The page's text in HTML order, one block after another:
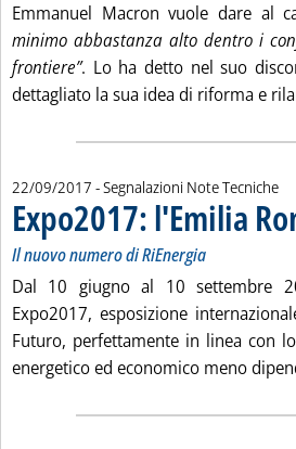
Emmanuel Macron vuole dare al
minimo abbastanza alto dentro i
frontiere”. Lo ha detto nel suo
dettagliato la sua idea di riforma e
22/09/2017 - Segnalazioni Note Tecniche
Expo2017: l'Emilia
Il nuovo numero di RiEnergia
Dal 10 giugno al 10 settembre
Expo2017, esposizione
Futuro, perfettamente in linea con
energetico ed economico meno